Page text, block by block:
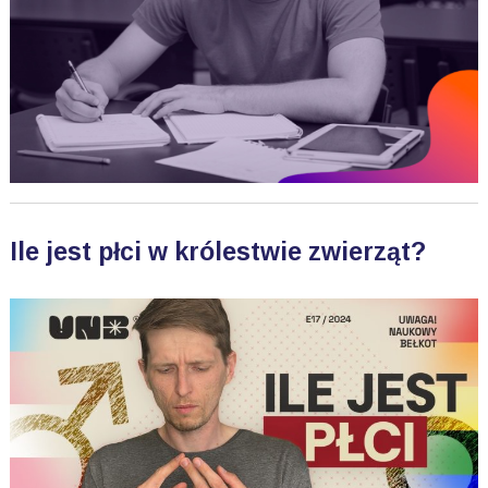
Ile jest płci w królestwie zwierząt?